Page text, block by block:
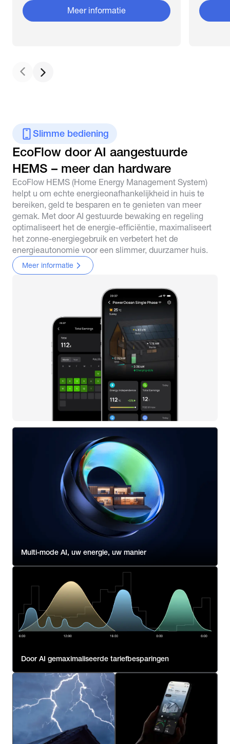
Meer informatie
Slimme bediening
EcoFlow door AI aangestuurde
HEMS – meer dan hardware
EcoFlow HEMS (Home Energy Management System)
helpt u om echte energieonafhankelijkheid in huis te
bereiken, geld te besparen en te genieten van meer
gemak. Met door AI gestuurde bewaking en regeling
optimaliseert het de energie-efficiëntie, maximaliseert
het zonne-energiegebruik en verbetert het de
energieautonomie voor een slimmer, duurzamer huis.
Meer informatie
Multi-mode AI, uw energie, uw manier
Door AI gemaximaliseerde tariefbesparingen